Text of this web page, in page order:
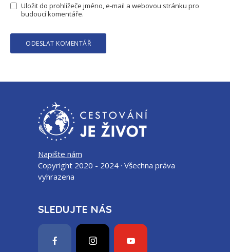
Uložit do prohlížeče jméno, e-mail a webovou stránku pro
budoucí komentáře.
Napište nám
Copyright 2020 - 2024 · Všechna práva
vyhrazena
SLEDUJTE NÁS